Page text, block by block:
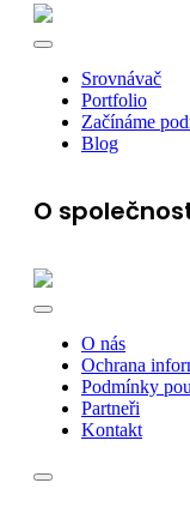
Srovnávač
Portfolio
Začínáme
Blog
O
O nás
Ochrana
Podmínky
Partneři
Kontakt